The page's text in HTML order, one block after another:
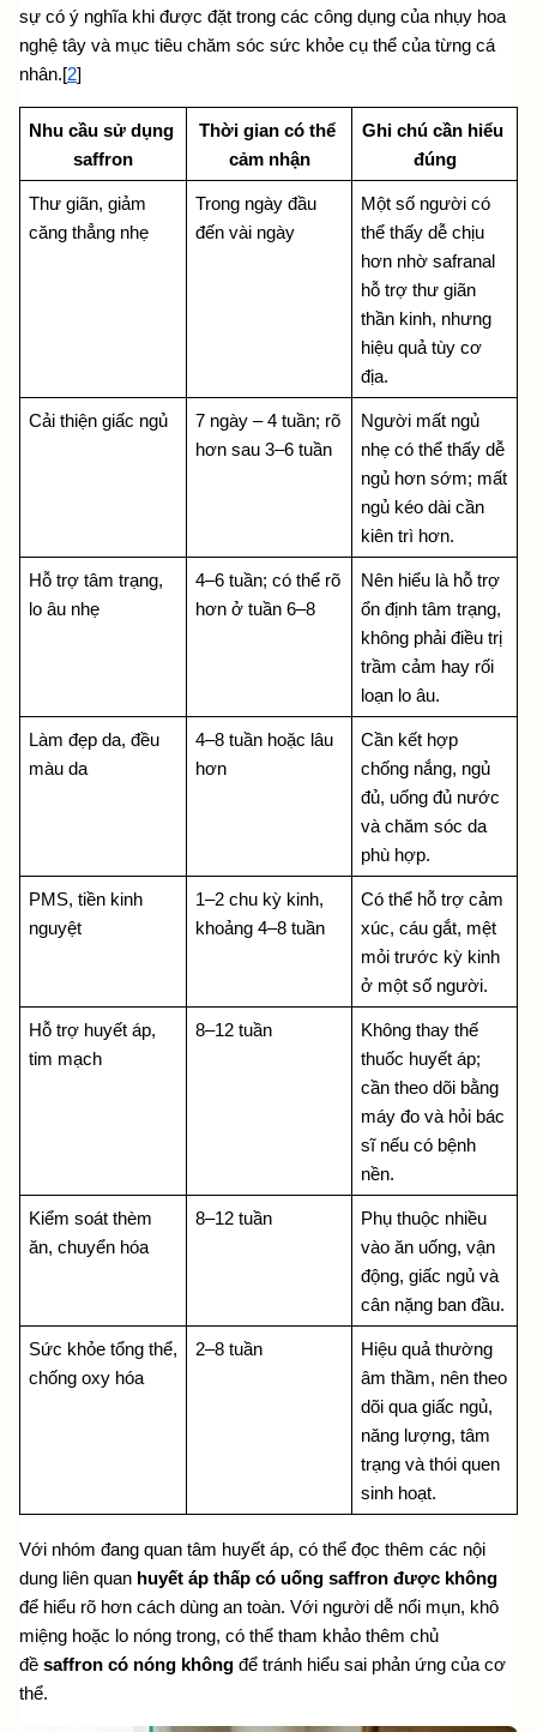
sự có ý nghĩa khi được đặt trong các công dụng của nhụy hoa
nghệ tây và mục tiêu chăm sóc sức khỏe cụ thể của từng cá
nhân.[2]
Nhu cầu sử dụng
saffron
Thời gian có thể
cảm nhận
Ghi chú cần hiểu
đúng
Thư giãn, giảm
căng thẳng nhẹ
Trong ngày đầu
đến vài ngày
Một số người có
thể thấy dễ chịu
hơn nhờ safranal
hỗ trợ thư giãn
thần kinh, nhưng
hiệu quả tùy cơ
địa.
Cải thiện giấc ngủ
7 ngày – 4 tuần; rõ
hơn sau 3–6 tuần
Người mất ngủ
nhẹ có thể thấy dễ
ngủ hơn sớm; mất
ngủ kéo dài cần
kiên trì hơn.
Hỗ trợ tâm trạng,
lo âu nhẹ
4–6 tuần; có thể rõ
hơn ở tuần 6–8
Nên hiểu là hỗ trợ
ổn định tâm trạng,
không phải điều trị
trầm cảm hay rối
loạn lo âu.
Làm đẹp da, đều
màu da
4–8 tuần hoặc lâu
hơn
Cần kết hợp
chống nắng, ngủ
đủ, uống đủ nước
và chăm sóc da
phù hợp.
PMS, tiền kinh
nguyệt
1–2 chu kỳ kinh,
khoảng 4–8 tuần
Có thể hỗ trợ cảm
xúc, cáu gắt, mệt
mỏi trước kỳ kinh
ở một số người.
Hỗ trợ huyết áp,
tim mạch
8–12 tuần
Không thay thế
thuốc huyết áp;
cần theo dõi bằng
máy đo và hỏi bác
sĩ nếu có bệnh
nền.
Kiểm soát thèm
ăn, chuyển hóa
8–12 tuần
Phụ thuộc nhiều
vào ăn uống, vận
động, giấc ngủ và
cân nặng ban đầu.
Sức khỏe tổng thể,
chống oxy hóa
2–8 tuần
Hiệu quả thường
âm thầm, nên theo
dõi qua giấc ngủ,
năng lượng, tâm
trạng và thói quen
sinh hoạt.
Với nhóm đang quan tâm huyết áp, có thể đọc thêm các nội
dung liên quan huyết áp thấp có uống saffron được không
để hiểu rõ hơn cách dùng an toàn. Với người dễ nổi mụn, khô
miệng hoặc lo nóng trong, có thể tham khảo thêm chủ
đề saffron có nóng không để tránh hiểu sai phản ứng của cơ
thể.